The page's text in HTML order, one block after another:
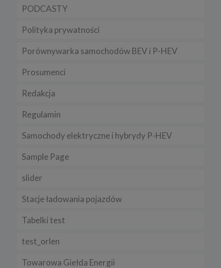
PODCASTY
Polityka prywatności
Porównywarka samochodów BEV i P-HEV
Prosumenci
Redakcja
Regulamin
Samochody elektryczne i hybrydy P-HEV
Sample Page
slider
Stacje ładowania pojazdów
Tabelki test
test_orlen
Towarowa Giełda Energii